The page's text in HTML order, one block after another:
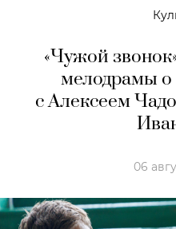
«Чужой
мелодрамы
с Алексеем
06